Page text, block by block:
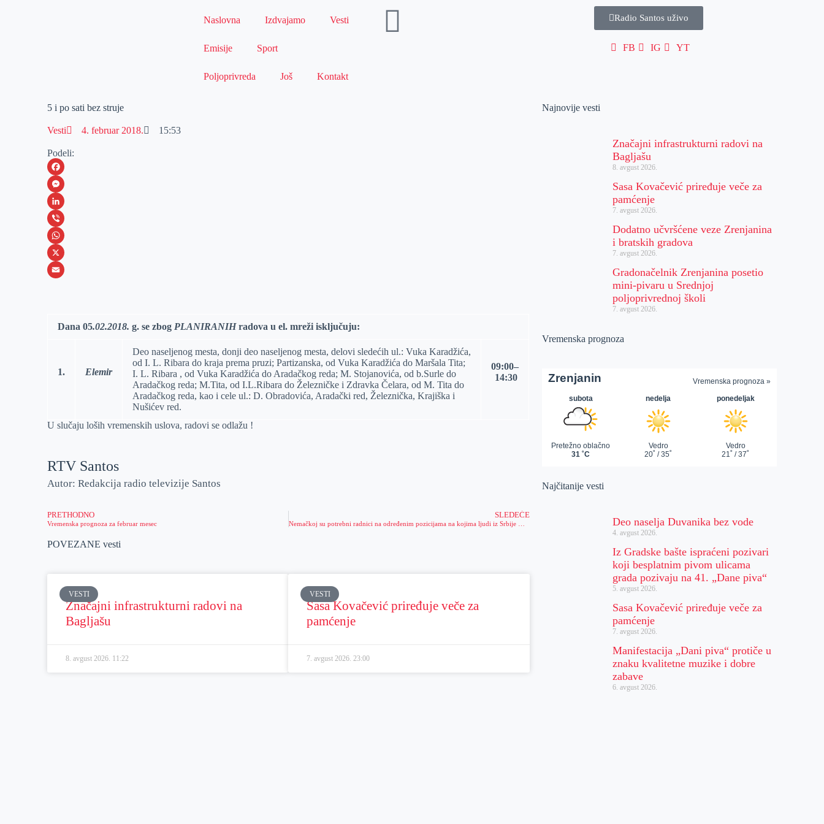
Naslovna Izdvajamo Vesti
Emisije Sport
Poljoprivreda Još Kontakt
Radio Santos uživo
FB IG YT
5 i po sati bez struje
Vesti 4. februar 2018. 15:53
Podeli:
F
a
c
e
b
o
M
e
s
s
e
L
i
n
k
V
i
b
W
h
X
Dana 05.02.2018.g. se zbog PLANIRANIHradova u el. mreži isključuju:
1. Elemir
Deo naseljenog mesta, donji deo naseljenog mesta, delovi sledećih ul.: Vuka Karadžića,
od I. L. Ribara do kraja prema pruzi; Partizanska, od Vuka Karadžića do Maršala Tita;
I. L. Ribara , od Vuka Karadžića do Aradačkog reda; M. Stojanovića, od b.Surle do
Aradačkog reda; M.Tita, od I.L.Ribara do Železničke i Zdravka Čelara, od M. Tita do
Aradačkog reda, kao i cele ul.: D. Obradovića, Aradački red, Železnička, Krajiška i
Nušićev red.
09:00–
14:30
U slučaju loših vremenskih uslova, radovi se odlažu !
RTV Santos
Autor: Redakcija radio televizije Santos
PRETHODNO
Vremenska prognoza za februar mesec
SLEDEĆE
POVEZANE vesti
VESTI
Značajni infrastrukturni radovi na
Bagljašu
8. avgust 2026. 11:22
VESTI
Sasa Kovačević priređuje veče za
pamćenje
7. avgust 2026. 23:00
Najnovije vesti
Značajni infrastrukturni radovi na
Bagljašu
8. avgust 2026.
Sasa Kovačević priređuje veče za
pamćenje
7. avgust 2026.
Dodatno učvršćene veze Zrenjanina
i bratskih gradova
7. avgust 2026.
Gradonačelnik Zrenjanina posetio
mini-pivaru u Srednjoj
poljoprivrednoj školi
7. avgust 2026.
Vremenska prognoza
Najčitanije vesti
Deo naselja Duvanika bez vode
4. avgust 2026.
Iz Gradske bašte ispraćeni pozivari
koji besplatnim pivom ulicama
grada pozivaju na 41. „Dane piva“
5. avgust 2026.
Sasa Kovačević priređuje veče za
pamćenje
7. avgust 2026.
Manifestacija „Dani piva“ protiče u
znaku kvalitetne muzike i dobre
zabave
6. avgust 2026.